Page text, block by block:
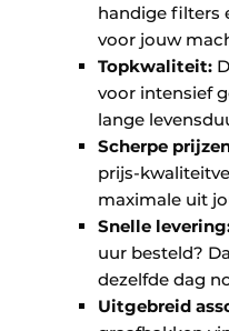
handige filters
voor jouw
Topkwaliteit:
voor intensief
lange
Scherpe
prijs-
maximale uit
Snelle
uur besteld?
dezelfde dag
Uitgebreid